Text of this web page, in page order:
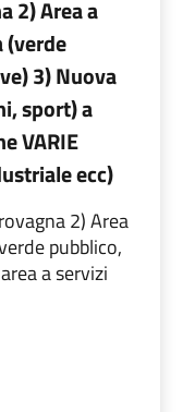
2) Area a
(verde
3) Nuova
sport) a
VARIE
ecc)
2) Area
pubblico,
a servizi